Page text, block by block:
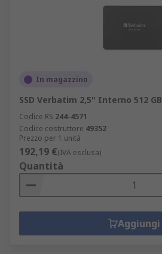
In magazzino
SSD Verbatim 2,5" Interno 512 GB
Codice RS 244-4571
Codice costruttore 49352
Prezzo per 1 unità
192,19 €(IVA esclusa)
Quantità
Aggiungi